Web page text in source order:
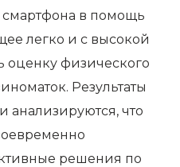
в помощь
легко и с высокой
оценку физического
Результаты
анализируются, что
решения по